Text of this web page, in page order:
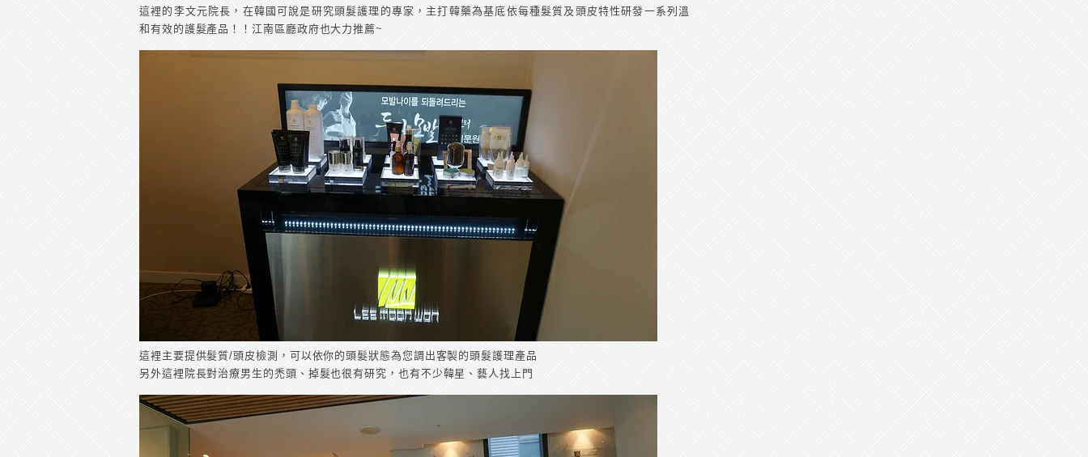
這裡的李文元院長，在韓國可說是研究頭髮護理的專家，主打韓藥為基底依每種髮質及頭皮特性研發一系列溫
和有效的護髮產品！！江南區廳政府也大力推薦~
這裡主要提供髮質/頭皮檢測，可以依你的頭髮狀態為您調出客製的頭髮護理產品
另外這裡院長對治療男生的禿頭、掉髮也很有研究，也有不少韓星、藝人找上門